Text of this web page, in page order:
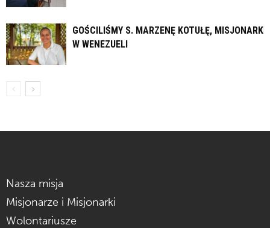
GOŚCILIŚMY S. MARZENĘ KOTUŁĘ, MISJONARKĘ
W WENEZUELI
Nasza misja
Misjonarze i Misjonarki
Wolontariusze